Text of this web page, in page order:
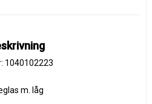
1040102223
m. låg